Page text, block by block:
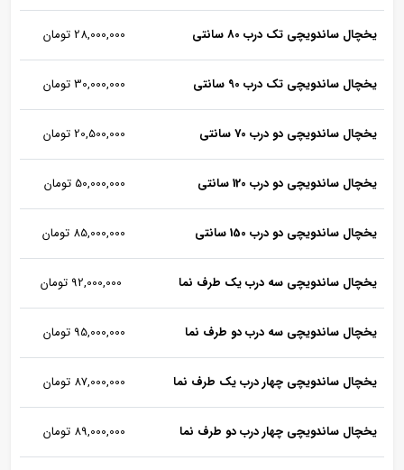
یخچال ساندویچی تک درب 80 سانتی 28,000,000 تومان
یخچال ساندویچی تک درب 90 سانتی 30,000,000 تومان
یخچال ساندویچی دو درب 70 سانتی 20,500,000 تومان
یخچال ساندویچی دو درب 120 سانتی 50,000,000 تومان
یخچال ساندویچی دو درب 150 سانتی 85,000,000 تومان
یخچال ساندویچی سه درب یک طرف نما
یخچال ساندویچی سه درب دو طرف نما 95,000,000 تومان
یخچال ساندویچی چهار درب یک طرف نما 87,000,000 تومان
یخچال ساندویچی چهار درب دو طرف نما 89,000,000 تومان